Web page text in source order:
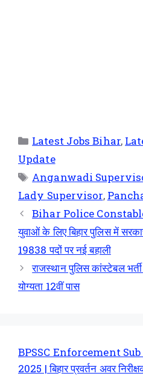
Latest Jobs Bihar,
Update
Anganwadi
Lady Supervisor,
Bihar Police
युवाओं के लिए बिहार पुलिस में
19838 पदों पर नई बहाली
राजस्थान पुलिस कांस्टेबल
योग्यता 12वीं पास
BPSSC Enforcement
2025 | बिहार प्रवर्तन अवर